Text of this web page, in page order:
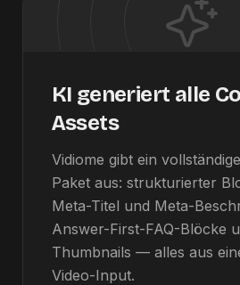
KI generiert alle
Assets
Vidiome gibt ein
Paket aus: strukturierter
Meta-Titel und Meta-
Answer-First-FAQ-Blöcke
Thumbnails — alles aus
Video-Input.